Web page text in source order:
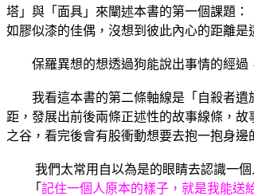
塔」與「面具」來闡述本書的第一個課題
如膠似漆的佳偶，沒想到彼此內心的距離
保羅異想的想透過狗能說出事情的經過，
我看這本書的第二條軸線是「自殺者遺
距，發展出前後兩條正述性的故事線條，
之谷，看完後會有股衝動想要去抱一抱身邊
我們太常用自以為是的眼睛去認識一個
「 記住一個人原本的樣子，就是我能送